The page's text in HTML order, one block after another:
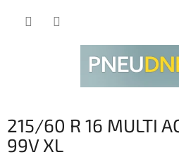
215/60 R 16 MULTI
99V XL